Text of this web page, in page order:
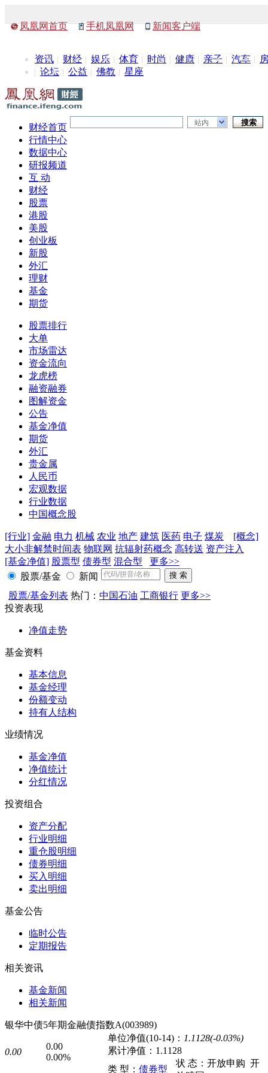
凤凰网首页 手机凤凰网 新闻客户端
资讯 财经 娱乐 体育 时尚 健康 亲子 汽车
论坛
公益 佛教 星座
站内
财经首页
行情中心
数据中心
研报频道
互 动
财经
股票
港股
美股
创业板
新股
外汇
理财
基金
期货
股票排行
大单
市场雷达
资金流向
龙虎榜
融资融券
图解资金
公告
基金净值
期货
外汇
贵金属
人民币
宏观数据
行业数据
中国概念股
[行业] 金融 电力 机械 农业 地产 建筑 医药 电子 煤炭
[概念]
大小非解禁时间表 物联网 抗辐射药概念 高转送 资产注入
[基金净值] 股票型 债券型 混合型
更多>>
股票/基金
新闻
股票/基金列表 热门： 中国石油 工商银行 更多>>
投资表现
净值走势
基金资料
基本信息
基金经理
份额变动
持有人结构
业绩情况
基金净值
净值统计
分红情况
投资组合
资产分配
行业明细
重仓股明细
债券明细
买入明细
卖出明细
基金公告
临时公告
定期报告
相关资讯
基金新闻
相关新闻
银华中债5年期金融债指数A(003989)
0.00
0.00
0.00%
单位净值(10-14)： 1.1128(-0.03%)
累计净值： 1.1128
类 型： 债券型
状 态： 开放申购 开